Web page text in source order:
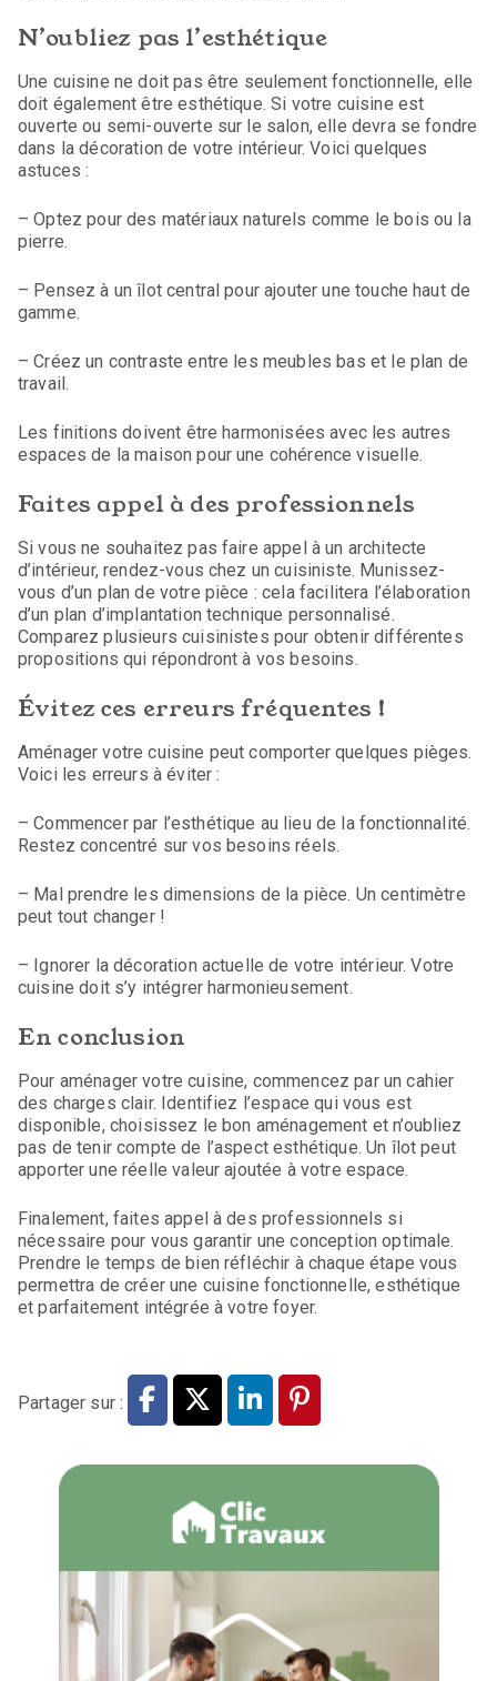
N’oubliez pas l’esthétique
Une cuisine ne doit pas être seulement fonctionnelle, elle
doit également être esthétique. Si votre cuisine est
ouverte ou semi-ouverte sur le salon, elle devra se fondre
dans la décoration de votre intérieur. Voici quelques
astuces :
– Optez pour des matériaux naturels comme le bois ou la
pierre.
– Pensez à un îlot central pour ajouter une touche haut de
gamme.
– Créez un contraste entre les meubles bas et le plan de
travail.
Les finitions doivent être harmonisées avec les autres
espaces de la maison pour une cohérence visuelle.
Faites appel à des professionnels
Si vous ne souhaitez pas faire appel à un architecte
d’intérieur, rendez-vous chez un cuisiniste. Munissez-
vous d’un plan de votre pièce : cela facilitera l’élaboration
d’un plan d’implantation technique personnalisé.
Comparez plusieurs cuisinistes pour obtenir différentes
propositions qui répondront à vos besoins.
Évitez ces erreurs fréquentes !
Aménager votre cuisine peut comporter quelques pièges.
Voici les erreurs à éviter :
– Commencer par l’esthétique au lieu de la fonctionnalité.
Restez concentré sur vos besoins réels.
– Mal prendre les dimensions de la pièce. Un centimètre
peut tout changer !
– Ignorer la décoration actuelle de votre intérieur. Votre
cuisine doit s’y intégrer harmonieusement.
En conclusion
Pour aménager votre cuisine, commencez par un cahier
des charges clair. Identifiez l’espace qui vous est
disponible, choisissez le bon aménagement et n’oubliez
pas de tenir compte de l’aspect esthétique. Un îlot peut
apporter une réelle valeur ajoutée à votre espace.
Finalement, faites appel à des professionnels si
nécessaire pour vous garantir une conception optimale.
Prendre le temps de bien réfléchir à chaque étape vous
permettra de créer une cuisine fonctionnelle, esthétique
et parfaitement intégrée à votre foyer.
Partager sur :